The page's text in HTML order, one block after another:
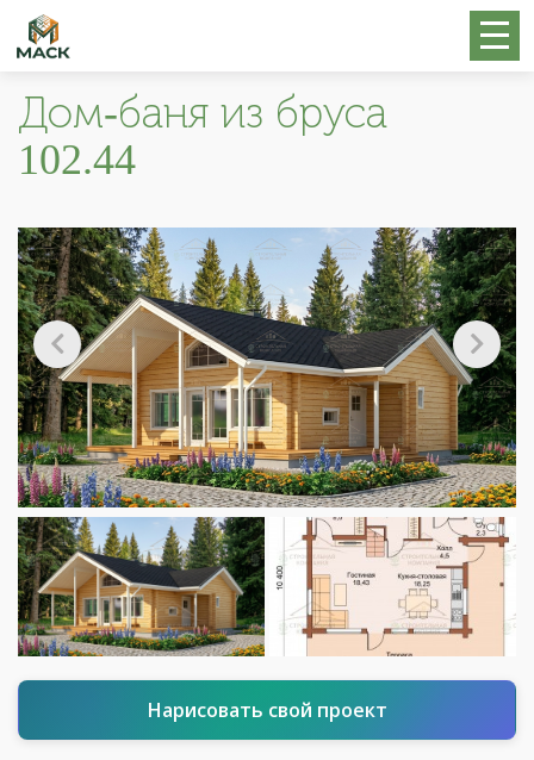
Дом-баня из бруса
102.44
Нарисовать свой проект